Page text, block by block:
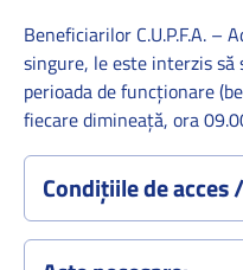
Beneficiarilor C.U.P.F.A. –
singure, le este interzis
perioada de funcționare
fiecare dimineață, ora
Condițiile de acces